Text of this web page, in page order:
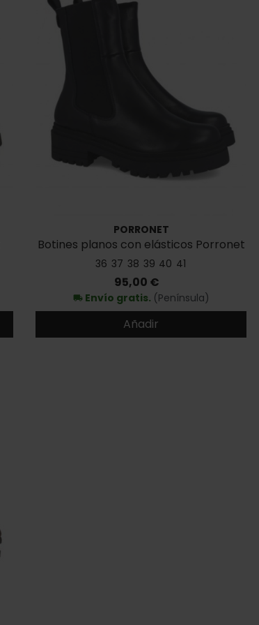
PORRONET
Botines planos con elásticos Porronet
4821
36 37 38 39 40 41
Precio
95,00 €
local_shipping Envío gratis. (Península)
Añadir